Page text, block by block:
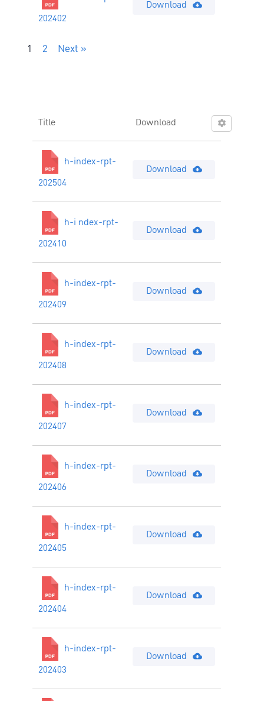
202402
Download
1 2 Next »
Title Download
h-index-rpt-
202504
Download
h-i ndex-rpt-
202410
Download
h-index-rpt-
202409
Download
h-index-rpt-
202408
Download
h-index-rpt-
202407
Download
h-index-rpt-
202406
Download
h-index-rpt-
202405
Download
h-index-rpt-
202404
Download
h-index-rpt-
202403
Download